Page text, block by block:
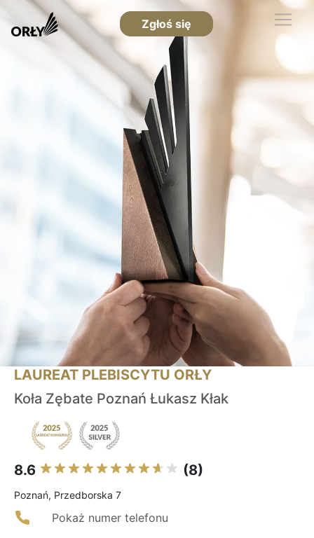
Zgłoś się
LAUREAT PLEBISCYTU ORŁY
Koła Zębate Poznań Łukasz Kłak
8.6 (8)
Poznań, Przedborska 7
Pokaż numer telefonu